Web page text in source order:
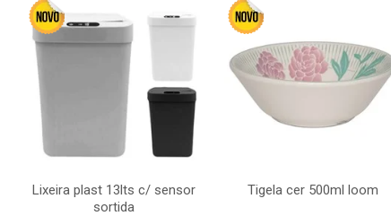
Lixeira plast 13lts c/ sensor
sortida
Tigela cer 500ml loom